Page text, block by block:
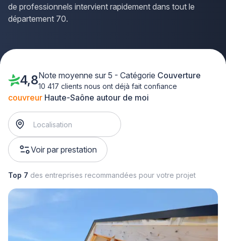
de professionnels intervient rapidement dans tout le
département 70.
couvreur Haute-Saône autour de moi
Voir par prestation
4,8Note moyenne sur 5 - Catégorie Couverture
10 417 clients nous ont déjà fait confiance
Top 7 des entreprises recommandées pour votre projet